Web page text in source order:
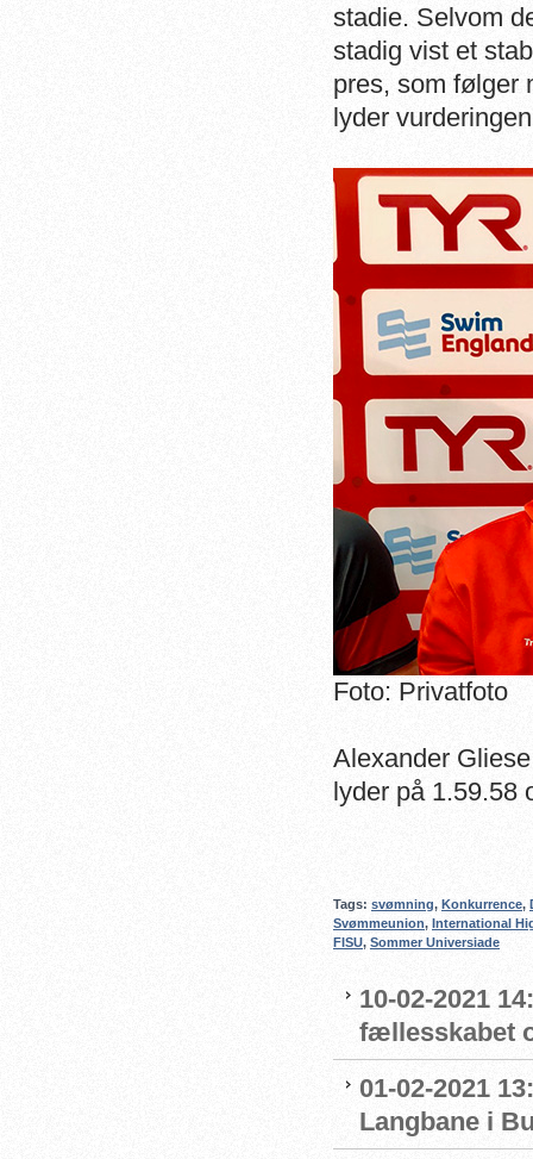
stadie. Selvom
stadig vist et
pres, som følger
lyder
Foto: Privatfoto
Alexander
lyder på 1.59.58
Tags: svømning, Konkurrence,
Svømmeunion, International
FISU, Sommer Universiade
10-02-2021
fællesskabet
01-02-2021
Langbane i